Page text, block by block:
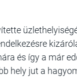
és így a már
hely jut a